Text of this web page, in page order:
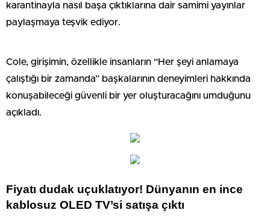
karantinayla nasıl başa çıktıklarına dair samimi yayınlar
paylaşmaya teşvik ediyor.
Cole, girişimin, özellikle insanların “Her şeyi anlamaya
çalıştığı bir zamanda” başkalarının deneyimleri hakkında
konuşabileceği güvenli bir yer oluşturacağını umduğunu
açıkladı.
Fiyatı dudak uçuklatıyor! Dünyanın en ince
kablosuz OLED TV’si satışa çıktı